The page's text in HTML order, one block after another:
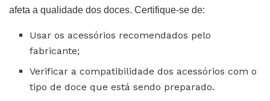
afeta a qualidade dos doces. Certifique-se de:
Usar os acessórios recomendados pelo
fabricante;
Verificar a compatibilidade dos acessórios com o
tipo de doce que está sendo preparado.